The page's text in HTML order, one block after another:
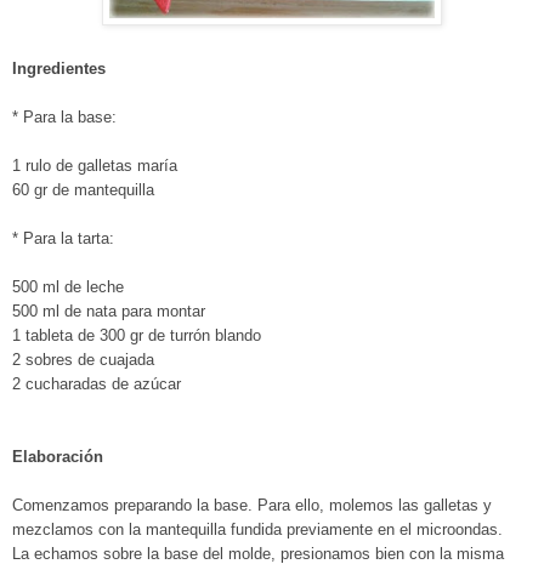
Ingredientes
* Para la base:
1 rulo de galletas maría
60 gr de mantequilla
* Para la tarta:
500 ml de leche
500 ml de nata para montar
1 tableta de 300 gr de turrón blando
2 sobres de cuajada
2 cucharadas de azúcar
Elaboración
Comenzamos preparando la base. Para ello, molemos las galletas y
mezclamos con la mantequilla fundida previamente en el microondas.
La echamos sobre la base del molde, presionamos bien con la misma